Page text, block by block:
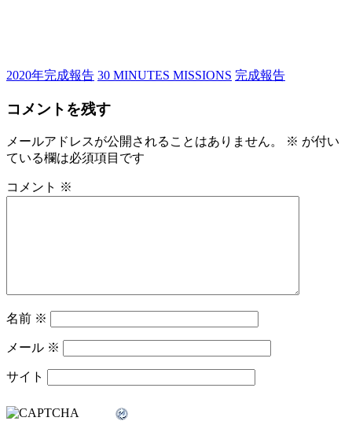
2020年完成報告 30 MINUTES MISSIONS 完成報告
コメントを残す
メールアドレスが公開されることはありません。 ※ が付い
ている欄は必須項目です
コメント ※
名前 ※
メール ※
サイト